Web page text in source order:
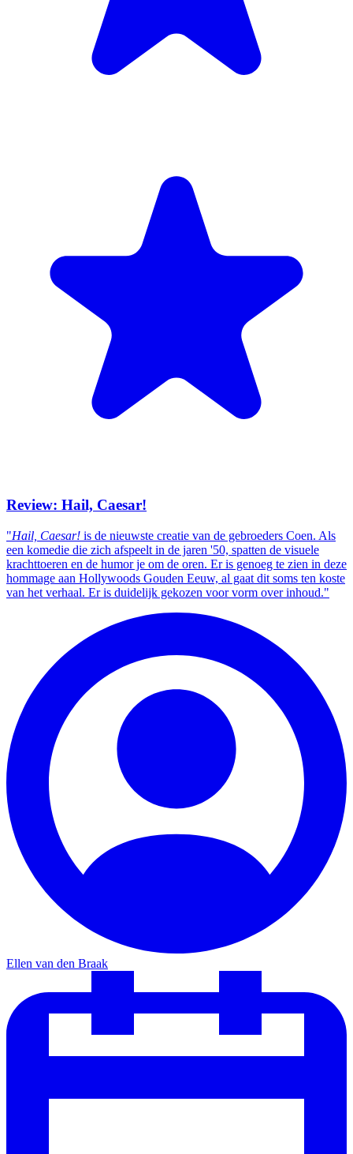
Review: Hail, Caesar!
"Hail, Caesar! is de nieuwste creatie van de gebroeders Coen. Als
een komedie die zich afspeelt in de jaren '50, spatten de visuele
krachttoeren en de humor je om de oren. Er is genoeg te zien in deze
hommage aan Hollywoods Gouden Eeuw, al gaat dit soms ten koste
van het verhaal. Er is duidelijk gekozen voor vorm over inhoud."
Ellen van den Braak